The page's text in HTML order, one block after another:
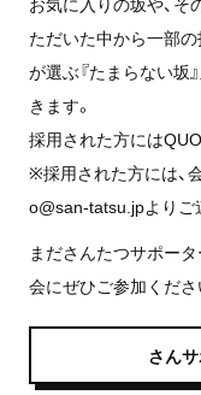
ただいた中から一部の
が選ぶ『たまらない坂
きます。
採用された方には
※採用された方には、
o@san-tatsu.jpよりご
まださんたつサポー
会にぜひご参加くださ
さん